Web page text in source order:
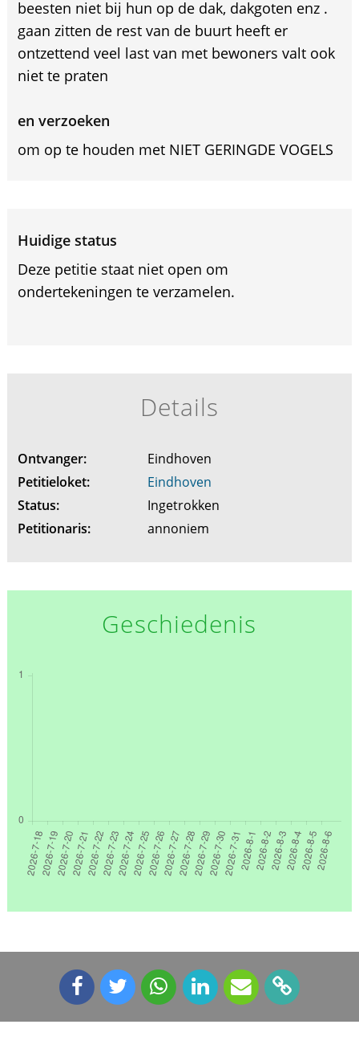
beesten niet bij hun op de dak, dakgoten enz .
gaan zitten de rest van de buurt heeft er
ontzettend veel last van met bewoners valt ook
niet te praten
en verzoeken
om op te houden met NIET GERINGDE VOGELS
Huidige status
Deze petitie staat niet open om
ondertekeningen te verzamelen.
Details
Ontvanger:
Eindhoven
Petitieloket:
Eindhoven
Status:
Ingetrokken
Petitionaris:
annoniem
Geschiedenis